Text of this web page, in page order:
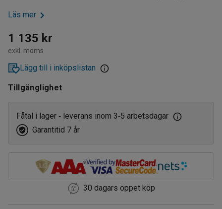
Läs mer
1 135 kr
exkl. moms
Lägg till i inköpslistan
Tillgänglighet
Fåtal i lager ‑ leverans inom 3‑5 arbetsdagar
Garantitid 7 år
30 dagars öppet köp